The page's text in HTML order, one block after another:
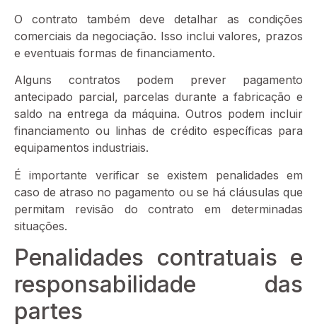
O contrato também deve detalhar as condições
comerciais da negociação. Isso inclui valores, prazos
e eventuais formas de financiamento.
Alguns contratos podem prever pagamento
antecipado parcial, parcelas durante a fabricação e
saldo na entrega da máquina. Outros podem incluir
financiamento ou linhas de crédito específicas para
equipamentos industriais.
É importante verificar se existem penalidades em
caso de atraso no pagamento ou se há cláusulas que
permitam revisão do contrato em determinadas
situações.
Penalidades contratuais e
responsabilidade das
partes